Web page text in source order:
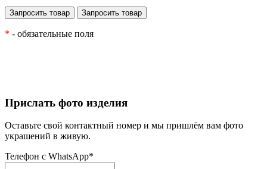
* - обязательные поля
Прислать фото изделия
Оставьте свой контактный номер и мы пришлём вам фото
украшений в живую.
Телефон с WhatsApp*